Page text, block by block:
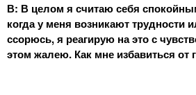
В: В целом я считаю себя
когда у меня возникают трудности
ссорюсь, я реагирую на это с
этом жалею. Как мне избавиться от